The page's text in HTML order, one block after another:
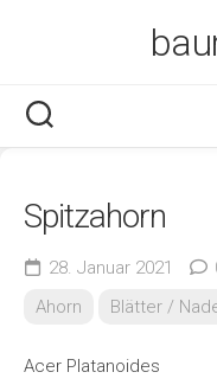
Spitzahorn
28. Januar 2021
Ahorn
Blätter /
Acer Platanoides